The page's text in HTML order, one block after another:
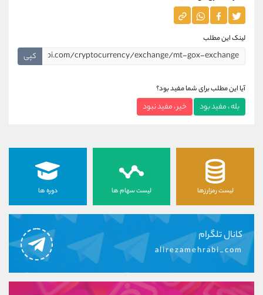
لینک این مطلب
کپی
آیا این مطلب برای شما مفید بود؟
بله ، مفید بود خیر ، مفید نبود
لیست رمزارزها لیست سهام ها دوره ها
کانال تلگرام
alirezamehrabi_com